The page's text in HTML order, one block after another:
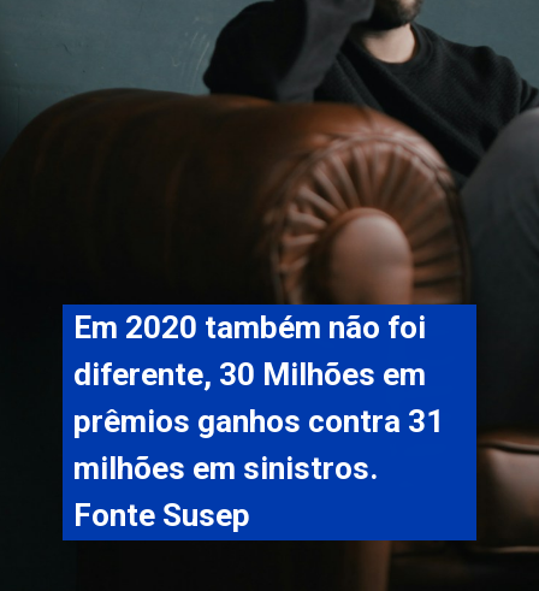
Em 2020 também não foi
diferente, 30 Milhões em
prêmios ganhos contra 31
milhões em sinistros.
Fonte Susep